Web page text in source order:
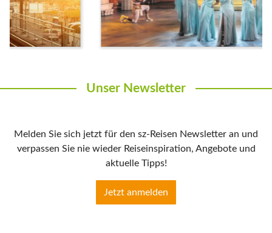
Unser Newsletter
Melden Sie sich jetzt für den sz-Reisen Newsletter an und
verpassen Sie nie wieder Reiseinspiration, Angebote und
aktuelle Tipps!
Jetzt anmelden